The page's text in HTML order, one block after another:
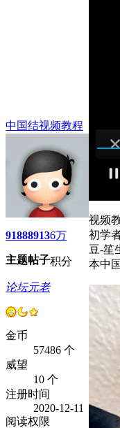
中国结视频教程
9188
主题
8913
帖子
6万
积分
论坛元老
金币
57486 个
威望
10 个
注册时间
2020-12-11
阅读权限
视频
初学
豆-笙
本中